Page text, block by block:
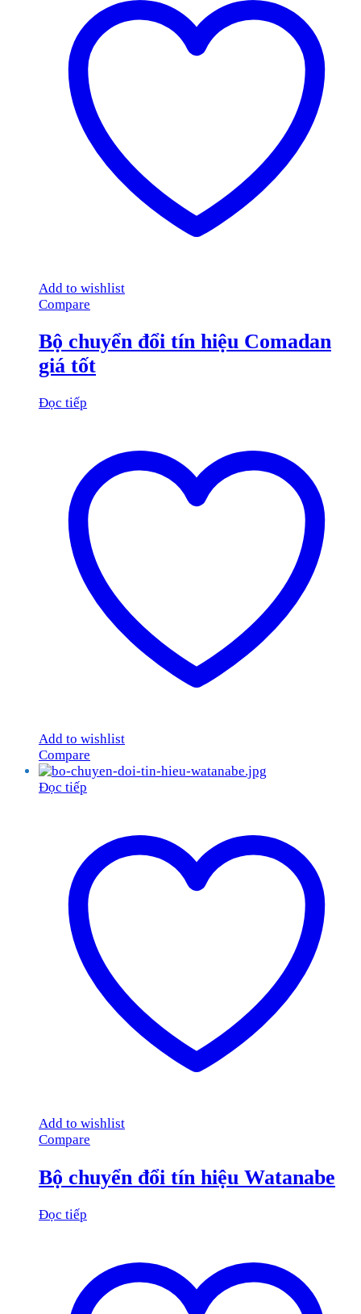
Add to wishlist
Compare
Bộ chuyển đổi tín hiệu Comadan
giá tốt
Đọc tiếp
Add to wishlist
Compare
Đọc tiếp
Add to wishlist
Compare
Bộ chuyển đổi tín hiệu Watanabe
Đọc tiếp